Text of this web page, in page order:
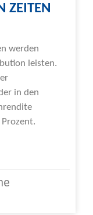
ZEITEN
werden
leisten.
in den